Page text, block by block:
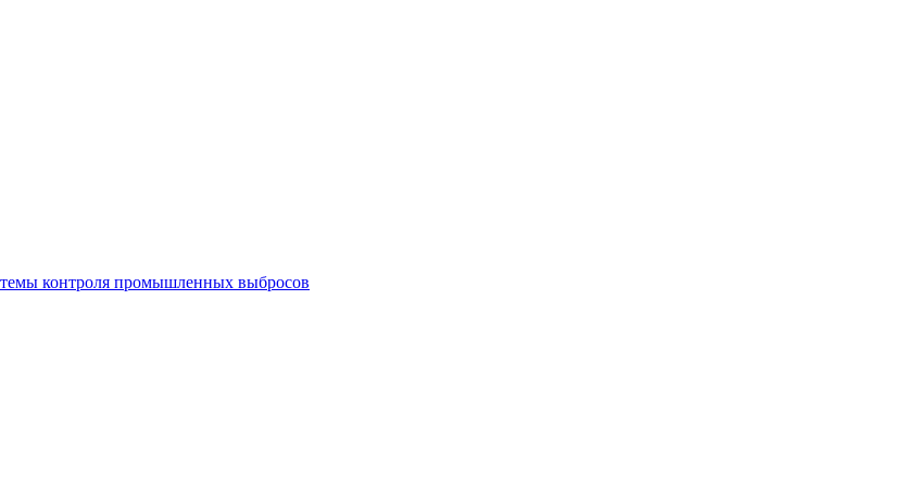
контроля промышленных выбросов